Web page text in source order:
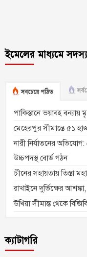
ইমেলের মাধ্যমে
সবচেয়ে পঠিত
পাকিস্তানে ভয়াবহ
মেহেরপুর সীমান্তে ৫১
নারী নির্যাতনের অভিযোগ:
উচ্চপদস্থ বোর্ড গঠন
চীনের সহায়তায় তিস্তা
রাখাইনে দুর্ভিক্ষের
উখিয়া সীমান্ত থেকে
ক্যাটাগরি